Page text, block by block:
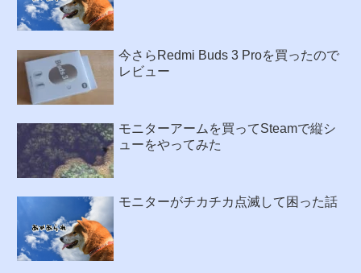
今さらRedmi Buds 3 Proを買ったので
レビュー
モニターアームを買ってSteamで縦シ
ューをやってみた
モニターがチカチカ点滅して困った話